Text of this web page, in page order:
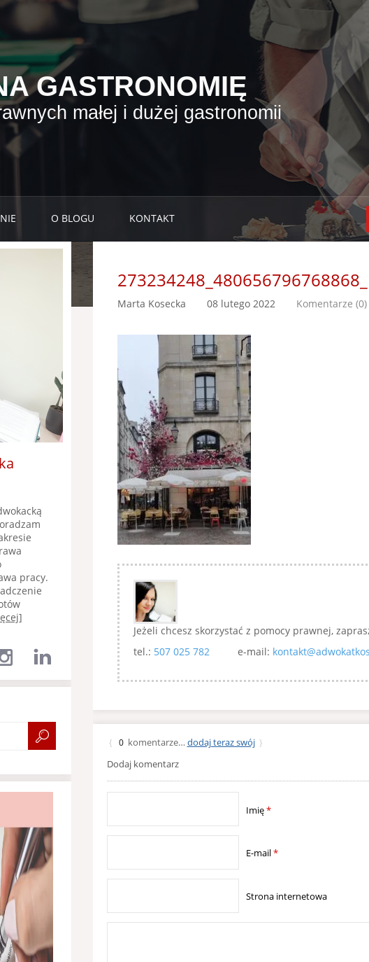
GASTRONOMIĘ
małej i dużej gastronomii
O BLOGU KONTAKT
Marta Kosecka 08 lutego 2022 Komentarze (0)
Jeżeli chcesz skorzystać z pomocy prawnej,
tel.: 507 025 782 e-mail:
{ 0 komentarze… dodaj teraz swój }
Dodaj komentarz
Imię*
E-mail*
Strona internetowa
pracy.
]